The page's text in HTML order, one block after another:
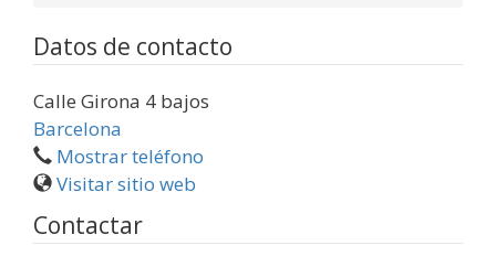
Datos de contacto
Calle Girona 4 bajos
Barcelona
Mostrar teléfono
Visitar sitio web
Contactar